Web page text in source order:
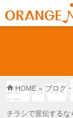
HOME » ブログ
チラシで宣伝する